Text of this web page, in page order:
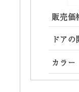
販売価
ドアの
カラー